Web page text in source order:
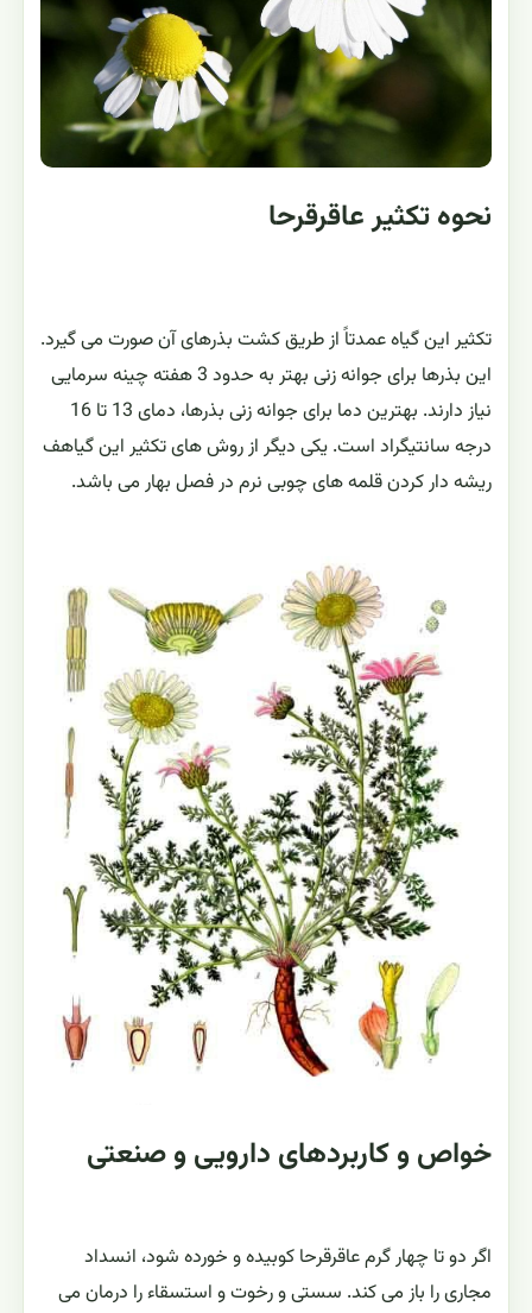
نحوه تکثیر عاقرقرحا
تکثیر این گیاه عمدتاً از طریق کشت بذرهای آن صورت می گیرد.
این بذرها برای جوانه زنی بهتر به حدود 3 هفته چینه سرمایی
نیاز دارند. بهترین دما برای جوانه زنی بذرها، دمای 13 تا 16
درجه سانتیگراد است. یکی دیگر از روش های تکثیر این گیاهف
ریشه دار کردن قلمه های چوبی نرم در فصل بهار می باشد.
خواص و کاربردهای دارویی و صنعتی
اگر دو تا چهار گرم عاقرقرحا كوبيده و خورده شود، انسداد
مجارى را باز مى كند. سستى و رخوت و استسقاء را درمان مى